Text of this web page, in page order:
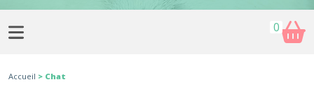
0
Accueil > Chat